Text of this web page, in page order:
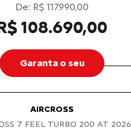
De: R$ 117.990,00
108.690,00
Garanta o seu
AIRCROSS
7 FEEL TURBO 200 AT 2026